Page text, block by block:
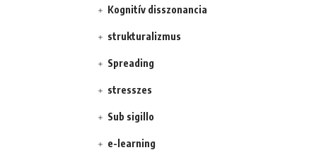
Kognitív disszonancia
strukturalizmus
Spreading
stresszes
Sub sigillo
e-learning